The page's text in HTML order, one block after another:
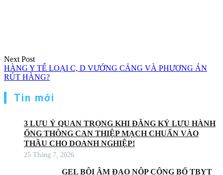
Next Post
HÀNG Y TẾ LOẠI C, D VƯỚNG CẢNG VÀ PHƯƠNG ÁN
RÚT HÀNG?
Tin mới
3 LƯU Ý QUAN TRỌNG KHI ĐĂNG KÝ LƯU HÀNH
ỐNG THÔNG CAN THIỆP MẠCH CHUẨN VÀO
THẦU CHO DOANH NGHIỆP!
25 Tháng 7, 2026
GEL BÔI ÂM ĐẠO NỘP CÔNG BỐ TBYT